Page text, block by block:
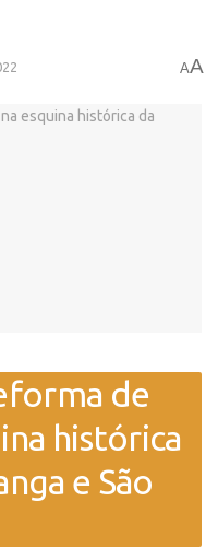
AA
de
histórica
e São